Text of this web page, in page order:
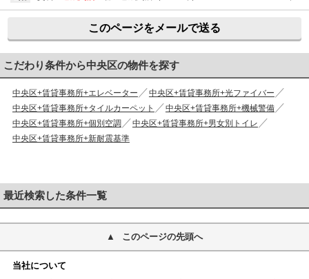
このページをメールで送る
こだわり条件から中央区の物件を探す
中央区+賃貸事務所+エレベーター
中央区+賃貸事務所+光ファイバー
中央区+賃貸事務所+タイルカーペット
中央区+賃貸事務所+機械警備
中央区+賃貸事務所+個別空調
中央区+賃貸事務所+男女別トイレ
中央区+賃貸事務所+新耐震基準
最近検索した条件一覧
このページの先頭へ
当社について